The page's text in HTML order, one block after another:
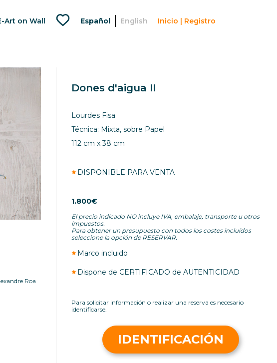
Art on Wall FavoritosEspañol English
Menu
artlovers
Inicio | Registro
Roa
Dones d'aigua II
Lourdes Fisa
Técnica: Mixta, sobre Papel
112 cm x 38 cm
DISPONIBLE PARA VENTA
1.800€
El precio indicado NO incluye IVA, embalaje, transporte u otros
impuestos.
Para obtener un presupuesto con todos los costes incluídos
seleccione la opción de RESERVAR.
Marco incluido
Dispone de CERTIFICADO de AUTENTICIDAD
Para solicitar información o realizar una reserva es necesario
identificarse.
IDENTIFICACIÓN